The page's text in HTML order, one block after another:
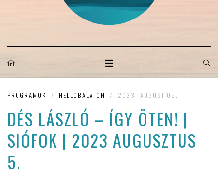
PROGRAMOK / HELLOBALATON / 2023. AUGUST 05.
DÉS LÁSZLÓ – ÍGY ÖTEN! |
SIÓFOK | 2023 AUGUSZTUS
5.